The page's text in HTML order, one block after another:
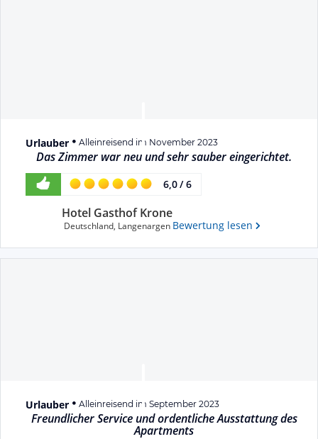
Urlauber Alleinreisend im November 2023
Das Zimmer war neu und sehr sauber eingerichtet.
6,0/ 6
Hotel Gasthof Krone
Deutschland, Langenargen Bewertung lesen
Urlauber Alleinreisend im September 2023
Freundlicher Service und ordentliche Ausstattung des
Apartments